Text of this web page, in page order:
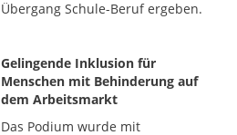
Übergang Schule-Beruf ergeben.
Gelingende Inklusion für
Menschen mit Behinderung auf
dem Arbeitsmarkt
Das Podium wurde mit